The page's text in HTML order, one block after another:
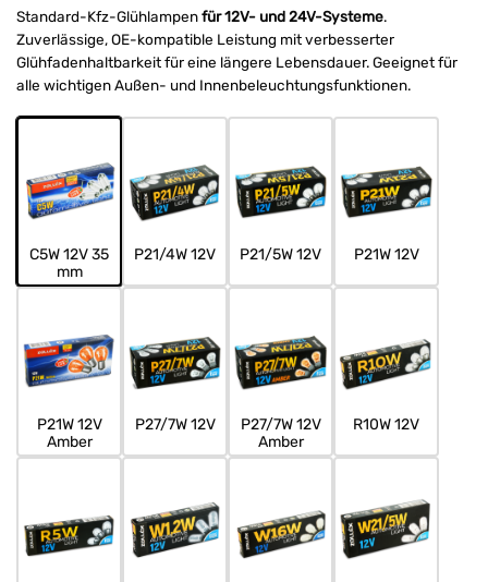
Standard-Kfz-Glühlampenfür 12V- und 24V-Systeme.
Zuverlässige, OE-kompatible Leistung mit verbesserter
Glühfadenhaltbarkeit für eine längere Lebensdauer. Geeignet für
alle wichtigen Außen- und Innenbeleuchtungsfunktionen.
C5W 12V 35
mm
P21/4W 12V P21/5W 12V P21W 12V
P21W 12V
Amber
P27/7W 12V
P27/7W 12V
Amber
R10W 12V